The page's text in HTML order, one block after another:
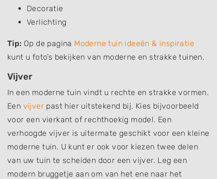
Decoratie
Verlichting
Tip: Op de pagina Moderne tuin ideeën & inspiratie
kunt u foto’s bekijken van moderne en strakke tuinen.
Vijver
In een moderne tuin vindt u rechte en strakke vormen.
Een vijver past hier uitstekend bij. Kies bijvoorbeeld
voor een vierkant of rechthoekig model. Een
verhoogde vijver is uitermate geschikt voor een kleine
moderne tuin. U kunt er ook voor kiezen twee delen
van uw tuin te scheiden door een vijver. Leg een
modern bruggetje aan om van het ene naar het